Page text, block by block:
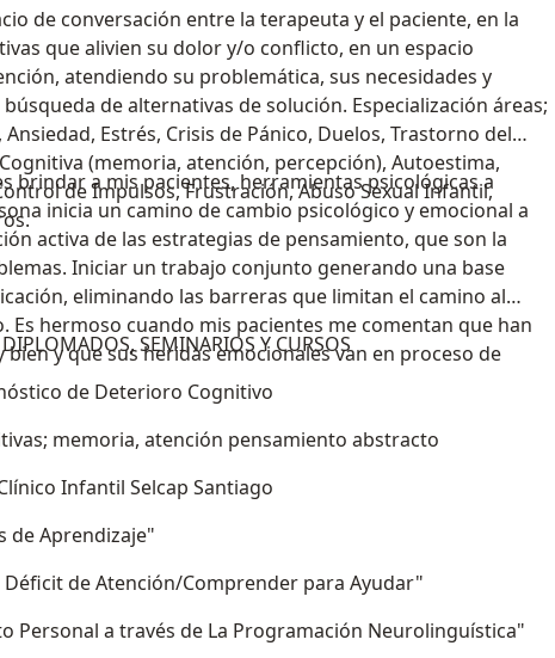
de conversación entre la terapeuta y el paciente, en la
que alivien su dolor y/o conflicto, en un espacio
atendiendo su problemática, sus necesidades y
de alternativas de solución. Especialización áreas;
Estrés, Crisis de Pánico, Duelos, Trastorno del
(memoria, atención, percepción), Autoestima,
de Impulsos, Frustración, Abuso Sexual Infantil,
brindar a mis pacientes, herramientas psicológicas a
inicia un camino de cambio psicológico y emocional a
activa de las estrategias de pensamiento, que son la
Iniciar un trabajo conjunto generando una base
eliminando las barreras que limitan el camino al
Es hermoso cuando mis pacientes me comentan que han
y que sus heridas emocionales van en proceso de
SEMINARIOS Y CURSOS
de Deterioro Cognitivo
memoria, atención pensamiento abstracto
Infantil Selcap Santiago
de Aprendizaje"
Déficit de Atención/Comprender para Ayudar"
Personal a través de La Programación Neurolinguística"